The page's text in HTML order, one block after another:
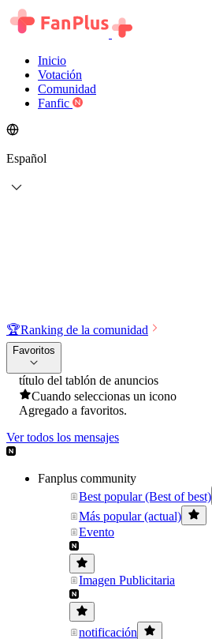
Inicio
Votación
Comunidad
Fanfic
Español
🏆Ranking de la comunidad
Favoritos
título del tablón de anuncios
Cuando seleccionas un icono
Agregado a favoritos.
Ver todos los mensajes
Fanplus community
Best popular (Best of best)
Más popular (actual)
Evento
Imagen Publicitaria
notificación